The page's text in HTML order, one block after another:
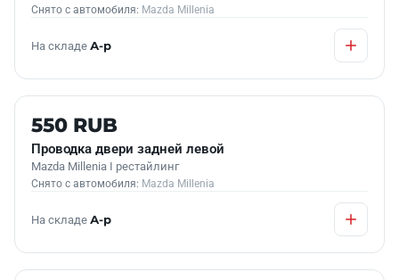
Снято с автомобиля: Mazda Millenia
На складе А-р
Б/У В НАЛИЧИИ
550 RUB
Проводка двери задней левой
Mazda Millenia I рестайлинг
Снято с автомобиля: Mazda Millenia
На складе А-р